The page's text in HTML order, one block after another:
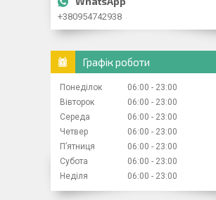
+380954742938
Графік роботи
Понеділок 06:00
23:00
Вівторок
06:00
23:00
Середа
06:00
23:00
Четвер
06:00
23:00
Пʼятниця
06:00
23:00
Субота
06:00
23:00
Неділя
06:00 23:00